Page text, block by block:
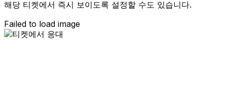
해당 티켓에서 즉시 보이도록 설정할 수도 있습니다.
Failed to load image